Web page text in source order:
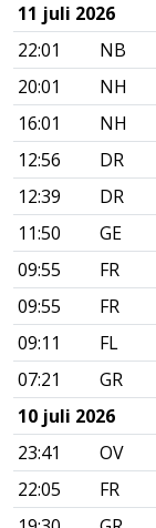
11 juli 2026
22:01
NB
20:01
NH
16:01
NH
12:56
DR
12:39
DR
11:50
GE
09:55
FR
09:55
FR
09:11
FL
07:21
GR
10 juli 2026
23:41
OV
22:05
FR